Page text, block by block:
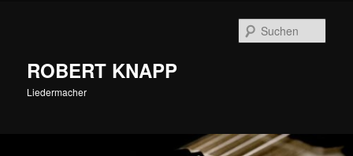
ROBERT KNAPP
Liedermacher